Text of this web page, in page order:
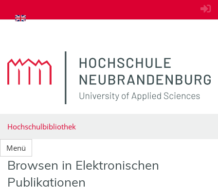
zum Inhalt springen
Hochschulbibliothek
Menü
Browsen in Elektronischen
Publikationen